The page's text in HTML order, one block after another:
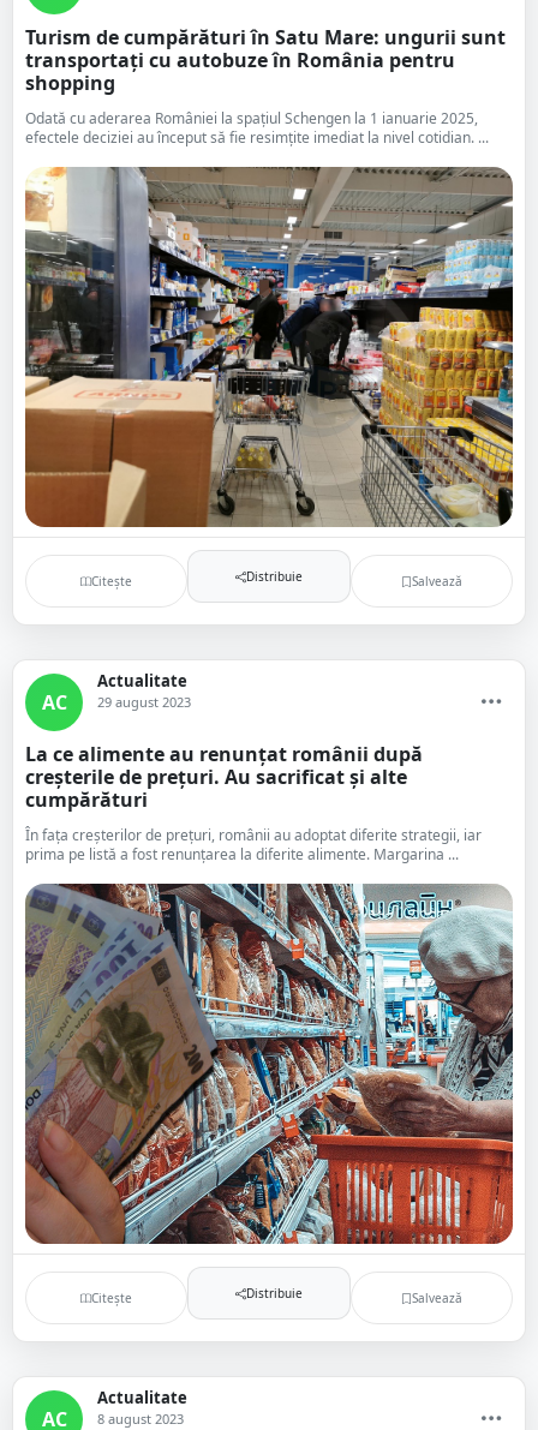
Turism de cumpărături în Satu Mare: ungurii sunt
transportați cu autobuze în România pentru
shopping
Odată cu aderarea României la spațiul Schengen la 1 ianuarie 2025,
efectele deciziei au început să fie resimțite imediat la nivel cotidian. ...
Citește Distribuie Salvează
AC
Actualitate
29 august 2023
La ce alimente au renunțat românii după
creșterile de prețuri. Au sacrificat și alte
cumpărături
În fața creșterilor de prețuri, românii au adoptat diferite strategii, iar
prima pe listă a fost renunțarea la diferite alimente. Margarina ...
Citește Distribuie Salvează
AC
Actualitate
8 august 2023